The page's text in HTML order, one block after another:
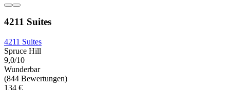
4211 Suites
4211 Suites
Spruce Hill
9,0/10
Wunderbar
(844 Bewertungen)
134 €